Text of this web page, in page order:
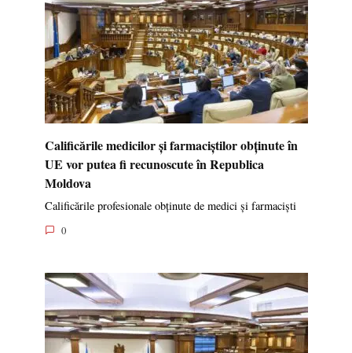
Calificările medicilor și farmaciștilor obținute în
UE vor putea fi recunoscute în Republica
Moldova
Calificările profesionale obținute de medici și farmaciști
0